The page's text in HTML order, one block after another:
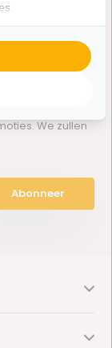
We zullen
Abonneer